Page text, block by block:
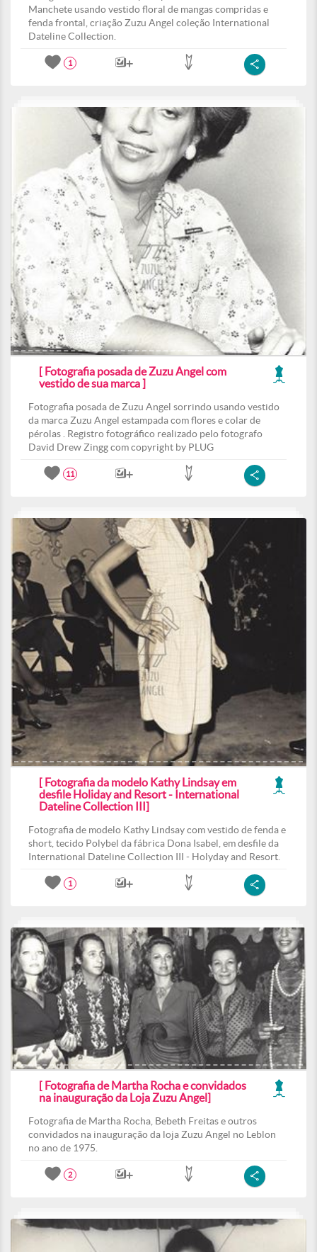
Manchete usando vestido floral de mangas compridas e
fenda frontal, criação Zuzu Angel coleção International
Dateline Collection.
1
[ Fotografia posada de Zuzu Angel com
vestido de sua marca ]
Fotografia posada de Zuzu Angel sorrindo usando vestido
da marca Zuzu Angel estampada com flores e colar de
pérolas . Registro fotográfico realizado pelo fotografo
David Drew Zingg com copyright by PLUG
11
[ Fotografia da modelo Kathy Lindsay em
desfile Holiday and Resort - International
Dateline Collection III]
Fotografia de modelo Kathy Lindsay com vestido de fenda e
short, tecido Polybel da fábrica Dona Isabel, em desfile da
International Dateline Collection III - Holyday and Resort.
1
[ Fotografia de Martha Rocha e convidados
na inauguração da Loja Zuzu Angel]
Fotografia de Martha Rocha, Bebeth Freitas e outros
convidados na inauguração da loja Zuzu Angel no Leblon
no ano de 1975.
2